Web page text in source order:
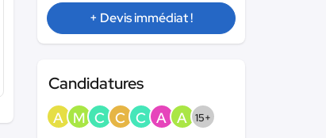
+ Devis immédiat !
Candidatures
A M C C C A A 15+